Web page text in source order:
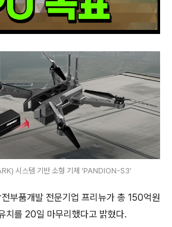
시스템 기반 소형 기체 ‘PANDION-S3’
부품개발 전문기업 프리뉴가 총 150억원
치를 20일 마무리했다고 밝혔다.